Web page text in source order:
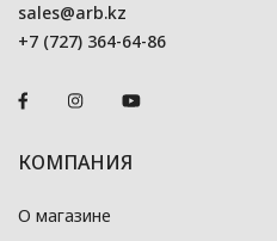
sales@arb.kz
+7 (727) 364-64-86
КОМПАНИЯ
О магазине